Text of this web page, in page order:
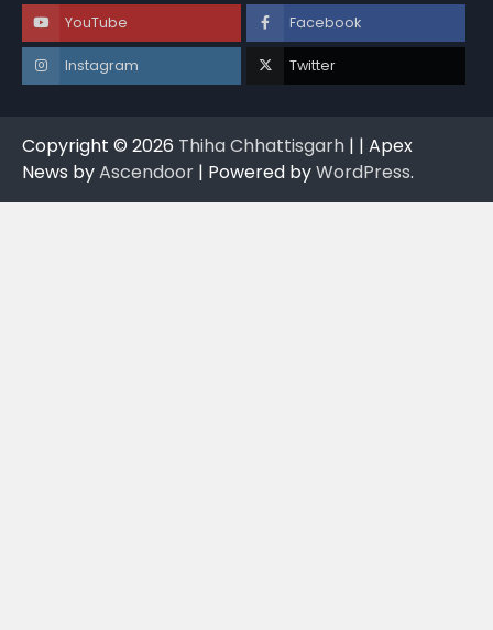
YouTube Facebook
Instagram Twitter
Copyright © 2026 Thiha Chhattisgarh | | Apex
News byAscendoor | Powered byWordPress.